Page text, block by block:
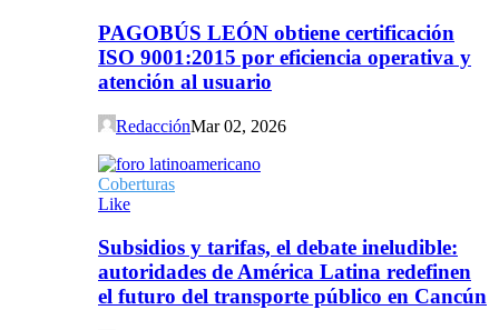
PAGOBÚS LEÓN obtiene certificación
ISO 9001:2015 por eficiencia operativa y
atención al usuario
RedacciónMar 02, 2026
Coberturas
Like
Subsidios y tarifas, el debate ineludible:
autoridades de América Latina redefinen
el futuro del transporte público en Cancún